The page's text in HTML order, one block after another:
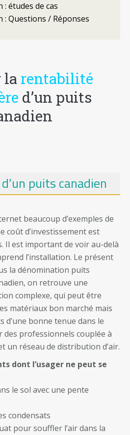
: études de cas
: Questions / Réponses
la rentabilité
d’un puits
puits canadien
beaucoup d’exemples de
coût d’investissement est
Il est important de voir au-delà
l’installation. Le présent
la dénomination puits
on retrouve une
complexe, qui peut être
matériaux bon marché mais
d’une bonne tenue dans le
des professionnels couplée à
un réseau de distribution d’air.
dont l’usager ne peut se
le sol avec une pente
condensats
pour souffler l’air dans la